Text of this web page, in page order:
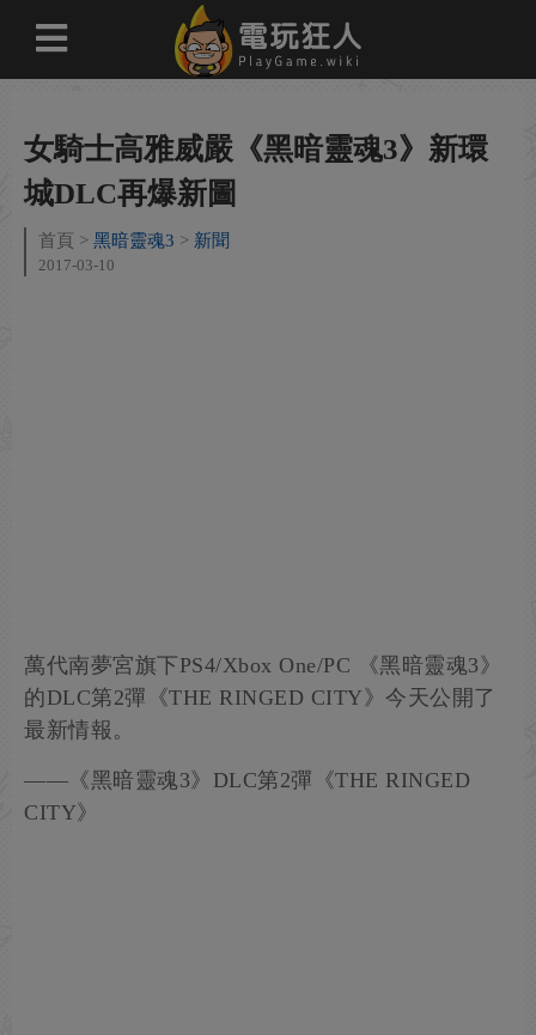
女騎士高雅威嚴《黑暗靈魂3》新環
城DLC再爆新圖
首頁 黑暗靈魂3 新聞
2017-03-10
萬代南夢宮旗下PS4/Xbox One/PC 《黑暗靈魂3》
的DLC第2彈《THE RINGED CITY》今天公開了
最新情報。
——《黑暗靈魂3》DLC第2彈《THE RINGED
CITY》